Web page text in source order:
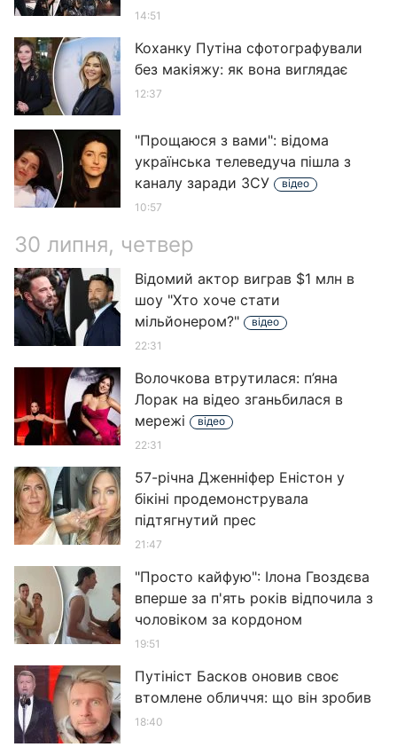
14:51
Коханку Путіна сфотографували
без макіяжу: як вона виглядає
12:37
"Прощаюся з вами": відома
українська телеведуча пішла з
каналу заради ЗСУ
відео
10:57
30 липня, четвер
Відомий актор виграв $1 млн в
шоу "Хто хоче стати
мільйонером?"
відео
22:31
Волочкова втрутилася: п’яна
Лорак на відео зганьбилася в
мережі
відео
22:31
57-річна Дженніфер Еністон у
бікіні продемонструвала
підтягнутий прес
21:47
"Просто кайфую": Ілона Гвоздєва
вперше за п'ять років відпочила з
чоловіком за кордоном
19:51
Путініст Басков оновив своє
втомлене обличчя: що він зробив
18:40